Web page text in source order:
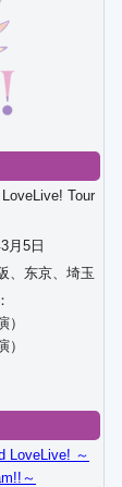
Tour
月5日
、东京、埼玉
LoveLive! ～
～